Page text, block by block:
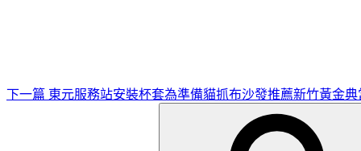
下一篇 東元服務站安裝杯套為準備貓抓布沙發推薦新竹黃金典